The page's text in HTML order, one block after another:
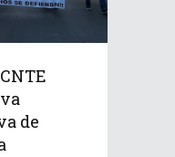
de